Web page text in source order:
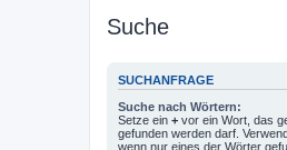
Suche
SUCHANFRAGE
Suche nach Wörtern:
Setze ein + vor ein Wort, das
gefunden werden darf.
wenn nur eines der Wörter